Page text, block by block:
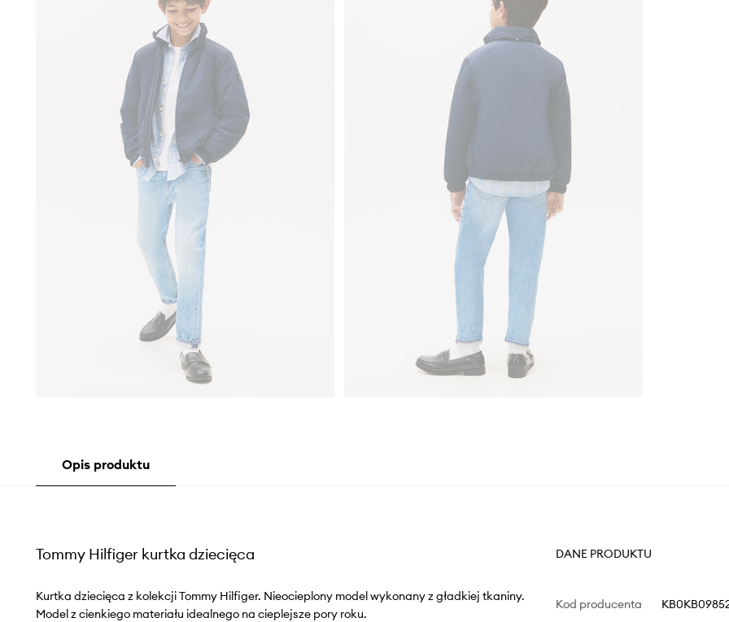
Opis produktu
Tommy Hilfiger kurtka dziecięca
Kurtka dziecięca z kolekcji Tommy Hilfiger. Nieocieplony model wykonany z gładkiej tkaniny.
Model z cienkiego materiału idealnego na cieplejsze pory roku.
DANE PRODUKTU
Kod producenta